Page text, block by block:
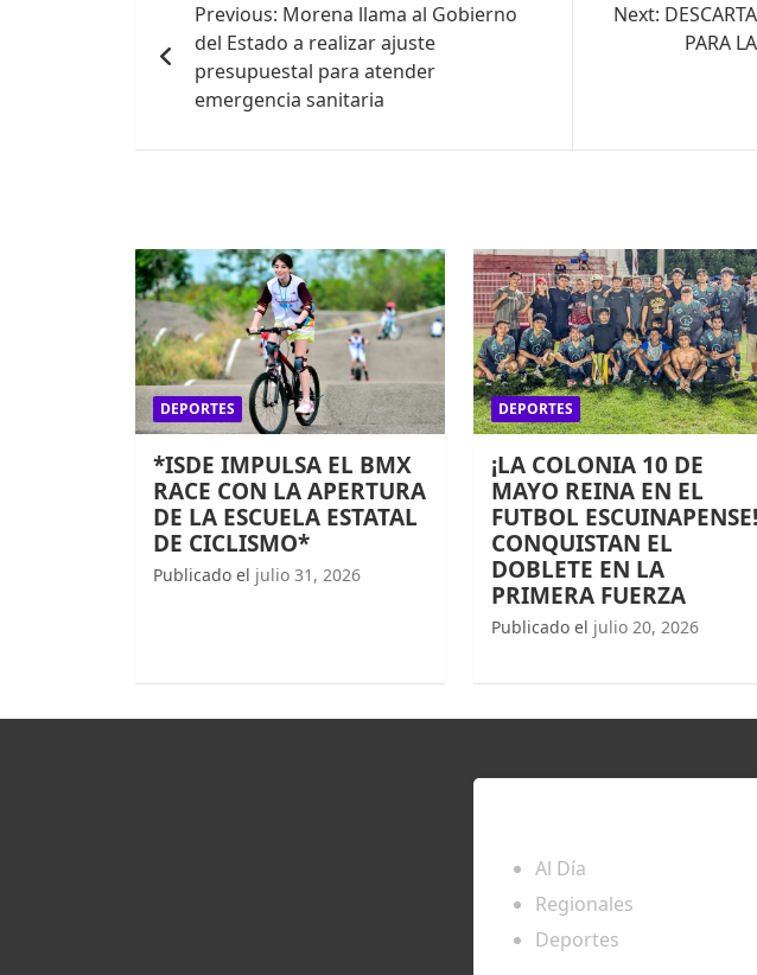
entradas
Previous: Morena llama al Gobierno
del Estado a realizar ajuste
presupuestal para atender
emergencia sanitaria
Next:
PARA
DEPORTES
*ISDE IMPULSA EL BMX
RACE CON LA APERTURA
DE LA ESCUELA ESTATAL
DE CICLISMO*
Publicado el julio 31, 2026
DEPORTES
¡LA COLONIA 10 DE
MAYO REINA EN EL
FUTBOL ESCUINAPENSE!
CONQUISTAN EL
DOBLETE EN LA
PRIMERA FUERZA
Publicado el julio 20, 2026
Al Día
Regionales
Deportes